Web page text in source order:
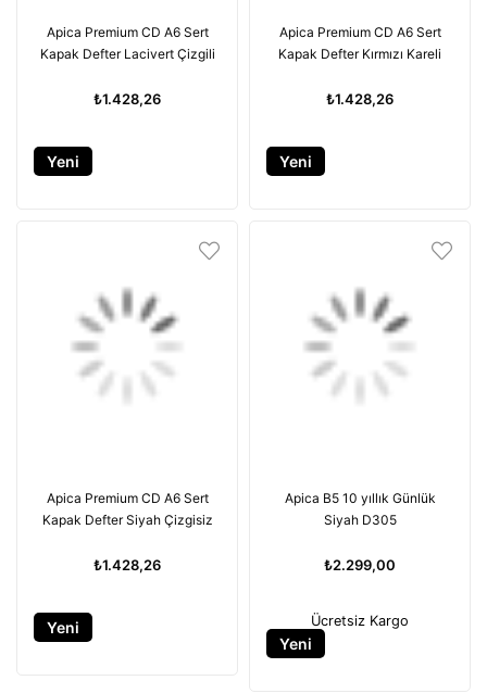
Apica Premium CD A6 Sert
Kapak Defter Lacivert Çizgili
₺1.428,26
Yeni
Apica Premium CD A6 Sert
Kapak Defter Kırmızı Kareli
₺1.428,26
Yeni
Apica Premium CD A6 Sert
Kapak Defter Siyah Çizgisiz
₺1.428,26
Yeni
Apica B5 10 yıllık Günlük
Siyah D305
₺2.299,00
Ücretsiz Kargo
Yeni